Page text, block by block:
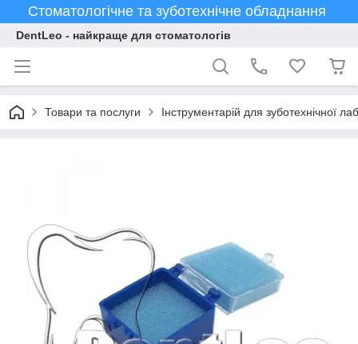
Стоматологічне та зуботехнічне обладнання
DentLeo - найкраще для стоматологів
Товари та послуги Інструментарій для зуботехнічної